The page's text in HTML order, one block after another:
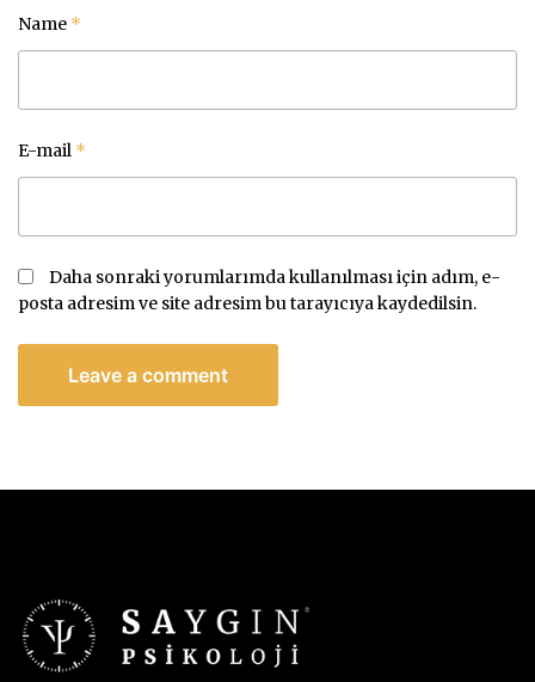
Name *
E-mail *
Daha sonraki yorumlarımda kullanılması için adım, e-
posta adresim ve site adresim bu tarayıcıya kaydedilsin.